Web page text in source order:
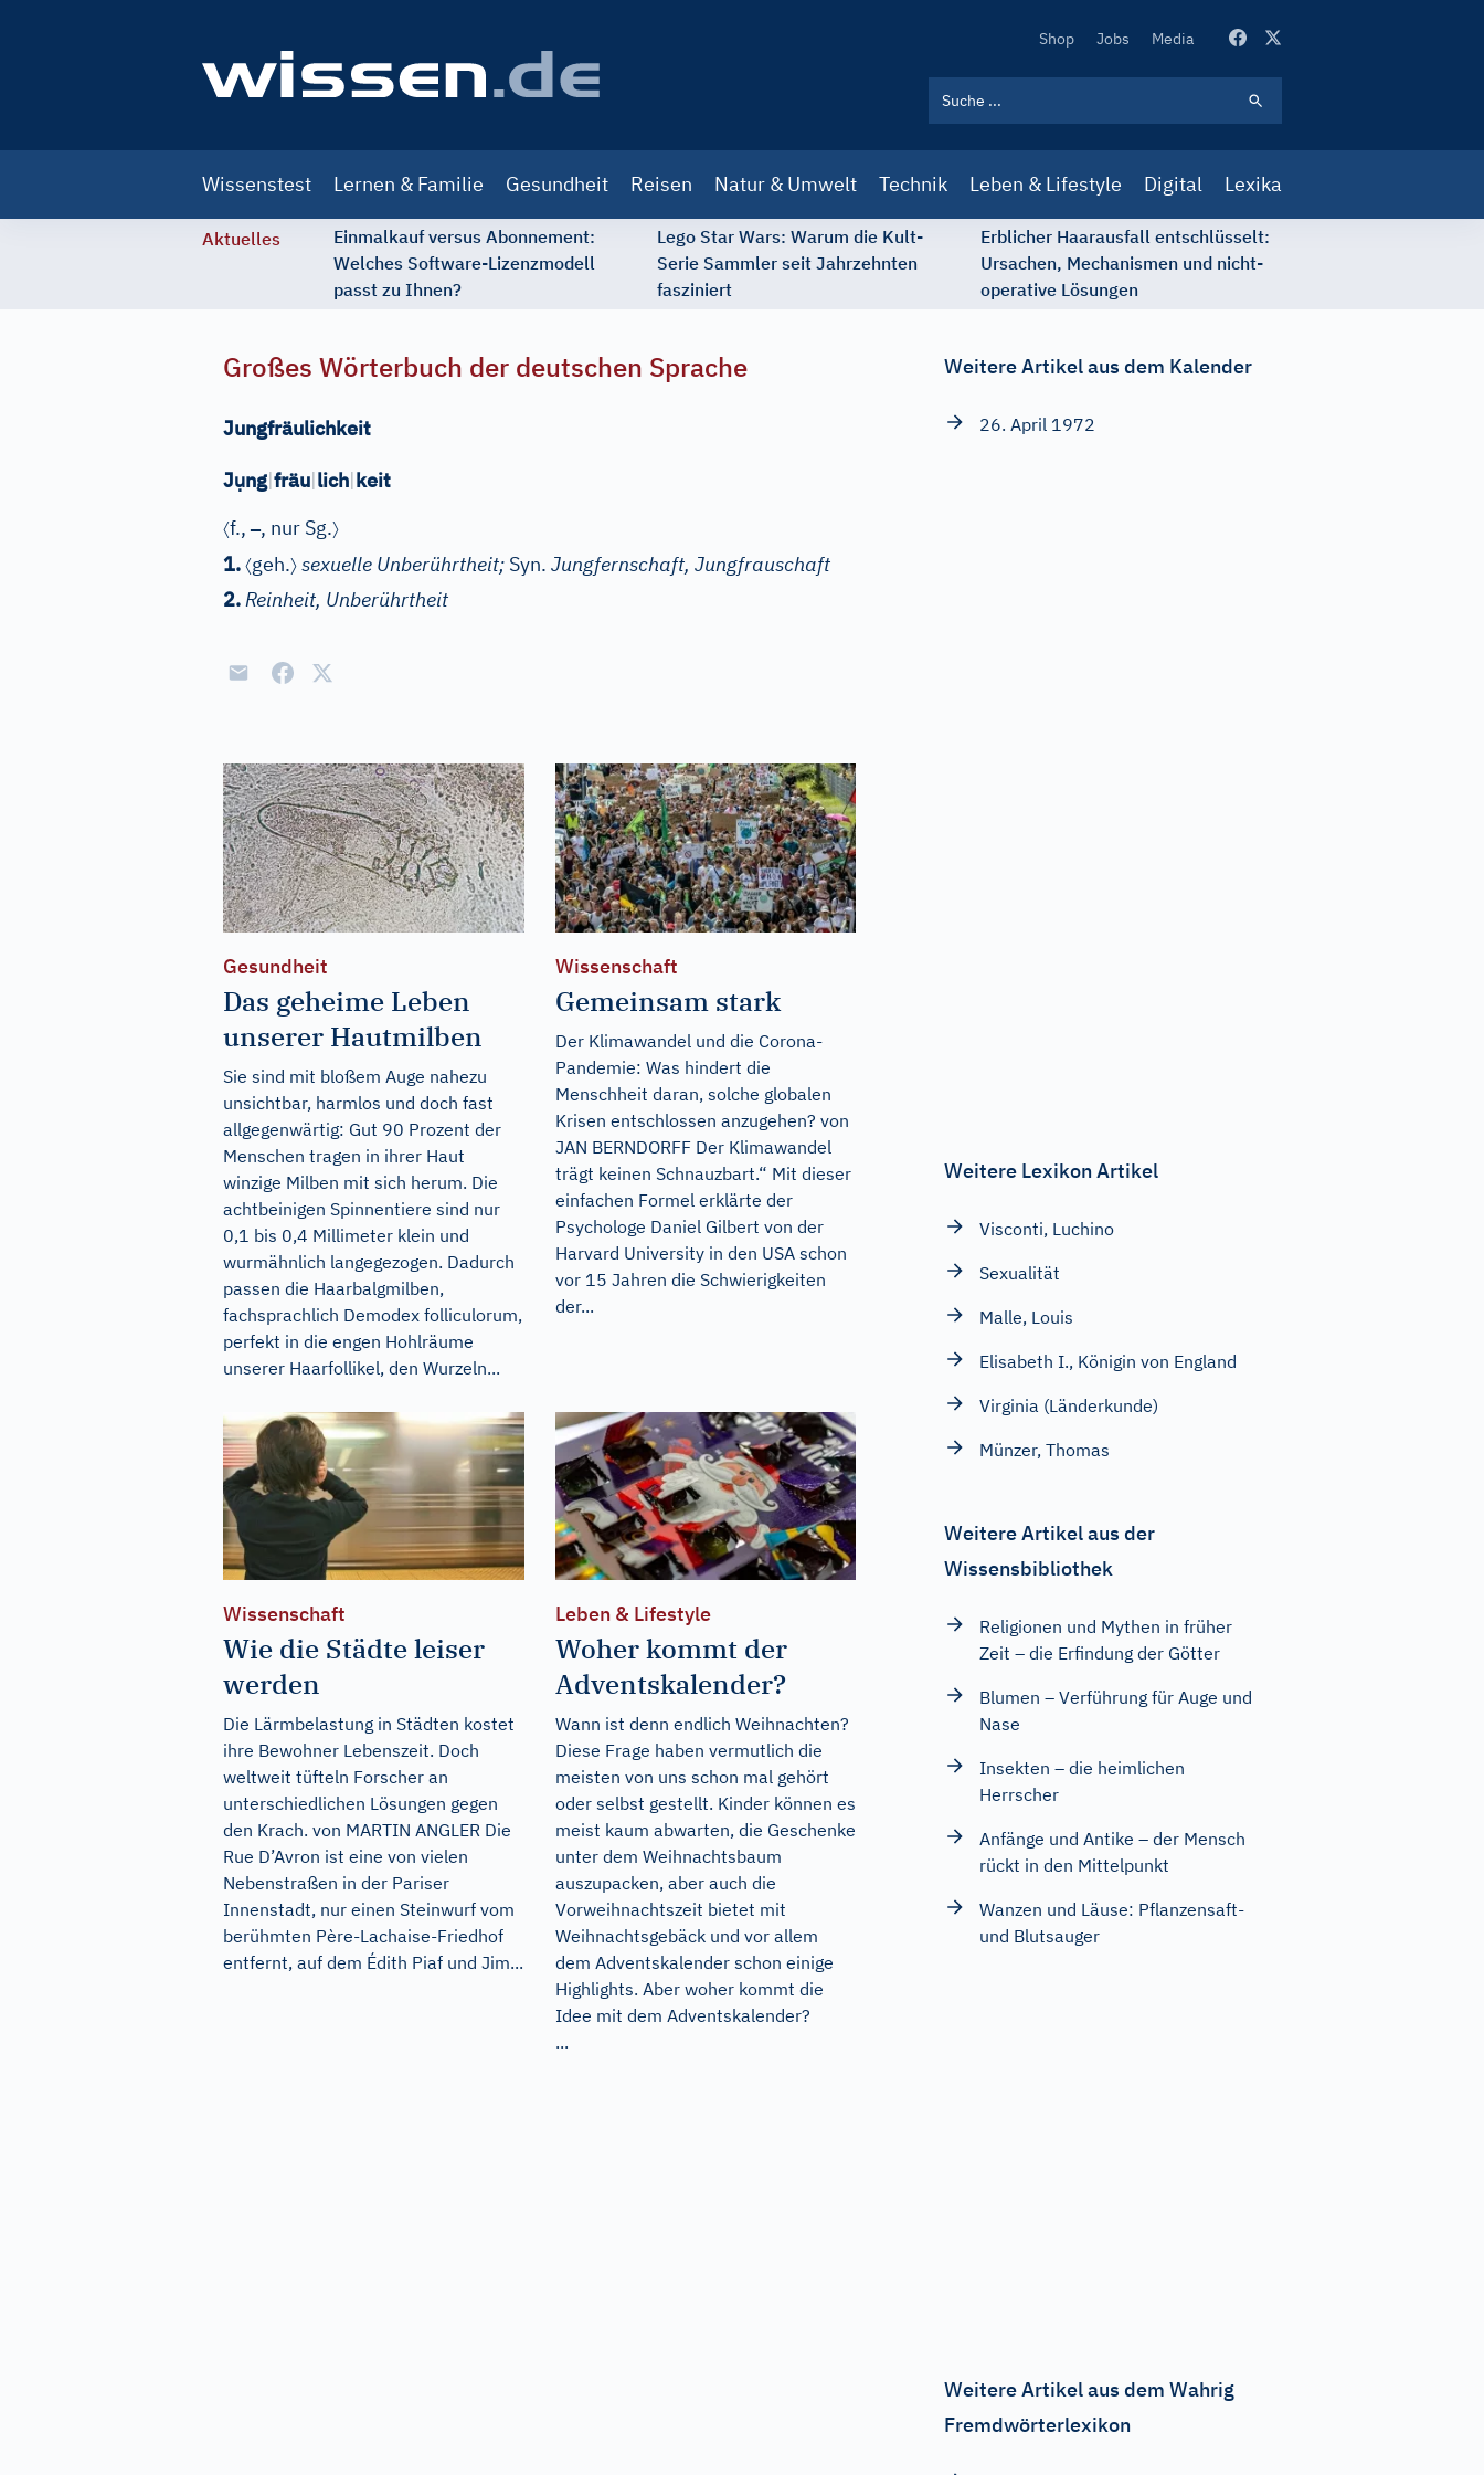
Secondary
Shop Jobs Media
navigation
Wissenstest Lernen & Familie Gesundheit Reisen Natur & Umwelt Technik Leben & Lifestyle Digital Lexika
Aktuelles
Einmalkauf versus Abonnement:
Welches Software-Lizenzmodell
passt zu Ihnen?
Lego Star Wars: Warum die Kult-
Serie Sammler seit Jahrzehnten
fasziniert
Erblicher Haarausfall entschlüsselt:
Ursachen, Mechanismen und nicht-
operative Lösungen
Großes Wörterbuch der deutschen Sprache
Jungfräulichkeit
Jụng|fräu|lich|keit
〈f.,–, nur Sg.〉
1.〈geh.〉sexuelle Unberührtheit; Syn. Jungfernschaft, Jungfrauschaft
2.Reinheit, Unberührtheit
Gesundheit
Das geheime Leben
unserer Hautmilben
Sie sind mit bloßem Auge nahezu
unsichtbar, harmlos und doch fast
allgegenwärtig: Gut 90 Prozent der
Menschen tragen in ihrer Haut
winzige Milben mit sich herum. Die
achtbeinigen Spinnentiere sind nur
0,1 bis 0,4 Millimeter klein und
wurmähnlich langegezogen. Dadurch
passen die Haarbalgmilben,
fachsprachlich Demodex folliculorum,
perfekt in die engen Hohlräume
unserer Haarfollikel, den Wurzeln...
Wissenschaft
Gemeinsam stark
Der Klimawandel und die Corona-
Pandemie: Was hindert die
Menschheit daran, solche globalen
Krisen entschlossen anzugehen? von
JAN BERNDORFF Der Klimawandel
trägt keinen Schnauzbart.“ Mit dieser
einfachen Formel erklärte der
Psychologe Daniel Gilbert von der
Harvard University in den USA schon
vor 15 Jahren die Schwierigkeiten
der...
Wissenschaft
Wie die Städte leiser
werden
Die Lärmbelastung in Städten kostet
ihre Bewohner Lebenszeit. Doch
weltweit tüfteln Forscher an
unterschiedlichen Lösungen gegen
den Krach. von MARTIN ANGLER Die
Rue D’Avron ist eine von vielen
Nebenstraßen in der Pariser
Innenstadt, nur einen Steinwurf vom
berühmten Père-Lachaise-Friedhof
entfernt, auf dem Édith Piaf und Jim...
Leben & Lifestyle
Woher kommt der
Adventskalender?
Wann ist denn endlich Weihnachten?
Diese Frage haben vermutlich die
meisten von uns schon mal gehört
oder selbst gestellt. Kinder können es
meist kaum abwarten, die Geschenke
unter dem Weihnachtsbaum
auszupacken, aber auch die
Vorweihnachtszeit bietet mit
Weihnachtsgebäck und vor allem
dem Adventskalender schon einige
Highlights. Aber woher kommt die
Idee mit dem Adventskalender?
...
Weitere Artikel aus dem Kalender
26. April 1972
Weitere Lexikon Artikel
Visconti, Luchino
Sexualität
Malle, Louis
Elisabeth I., Königin von England
Virginia (Länderkunde)
Münzer, Thomas
Weitere Artikel aus der
Wissensbibliothek
Religionen und Mythen in früher
Zeit – die Erfindung der Götter
Blumen – Verführung für Auge und
Nase
Insekten – die heimlichen
Herrscher
Anfänge und Antike – der Mensch
rückt in den Mittelpunkt
Wanzen und Läuse: Pflanzensaft-
und Blutsauger
Weitere Artikel aus dem Wahrig
Fremdwörterlexikon